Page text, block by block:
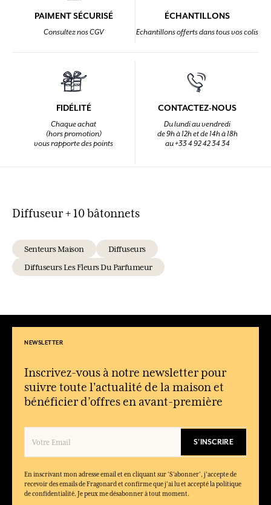
PAIMENT SÉCURISÉ
Consultez nos CGV
ÉCHANTILLONS
Echantillons offerts dans tous vos colis
FIDÉLITÉ
Chaque achat
(hors promotion)
vous rapporte des points
CONTACTEZ-NOUS
Du lundi au vendredi
de 9h à 12h et de 14h à 18h
au +33 4 92 42 34 34
Diffuseur + 10 bâtonnets
Senteurs Maison
Diffuseurs
Diffuseurs Les Fleurs Du Parfumeur
NEWSLETTER
Inscrivez-vous à notre newsletter pour
suivre toute l'actualité de la maison et
bénéficier d’offres en avant-première
S'INSCRIRE
En inscrivant mon adresse email et en cliquant sur ‘S’abonner’, j'accepte de
recevoir des emails de Fragonard et confirme que j'ai lu et accepté la politique
de confidentialité. Je peux me désabonner à tout moment.